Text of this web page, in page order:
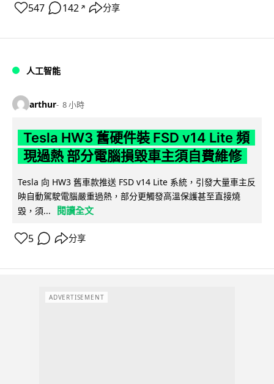
547 142 ↗ 分享
人工智能
arthur 8 小時
Tesla HW3 舊硬件裝 FSD v14 Lite 頻
現過熱 部分電腦損毀車主須自費維修
Tesla 向 HW3 舊車款推送 FSD v14 Lite 系統，引發大量車主反
映自動駕駛電腦嚴重過熱，部分更觸發高溫保護甚至直接燒
毀，須...
閱讀全文
5 分享
ADVERTISEMENT